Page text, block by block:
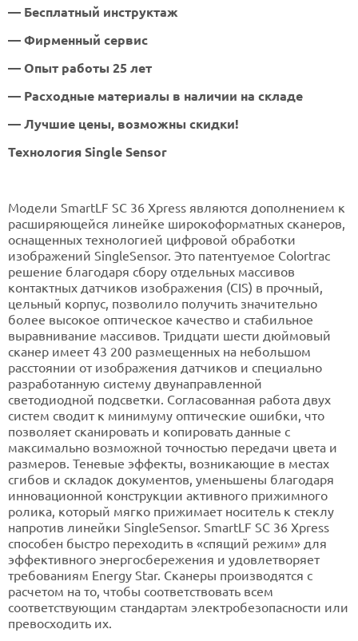
— Бесплатный инструктаж
— Фирменный сервис
— Опыт работы 25 лет
— Расходные материалы в наличии на складе
— Лучшие цены, возможны скидки!
Технология Single Sensor
Модели SmartLF SC 36 Xpress являются дополнением к
расширяющейся линейке широкоформатных сканеров,
оснащенных технологией цифровой обработки
изображений SingleSensor. Это патентуемое Colortrac
решение благодаря сбору отдельных массивов
контактных датчиков изображения (CIS) в прочный,
цельный корпус, позволило получить значительно
более высокое оптическое качество и стабильное
выравнивание массивов. Тридцати шести дюймовый
сканер имеет 43 200 размещенных на небольшом
расстоянии от изображения датчиков и специально
разработанную систему двунаправленной
светодиодной подсветки. Согласованная работа двух
систем сводит к минимуму оптические ошибки, что
позволяет сканировать и копировать данные с
максимально возможной точностью передачи цвета и
размеров. Теневые эффекты, возникающие в местах
сгибов и складок документов, уменьшены благодаря
инновационной конструкции активного прижимного
ролика, который мягко прижимает носитель к стеклу
напротив линейки SingleSensor. SmartLF SC 36 Xpress
способен быстро переходить в «спящий режим» для
эффективного энергосбережения и удовлетворяет
требованиям Energy Star. Сканеры производятся с
расчетом на то, чтобы соответствовать всем
соответствующим стандартам электробезопасности или
превосходить их.